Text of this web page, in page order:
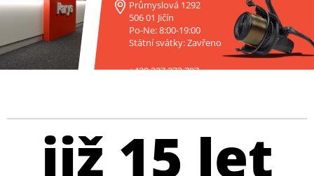
Průmyslová 1292
506 01 Jičín
Po-Ne: 8:00-19:00
Státní svátky: Zavřeno
+420 227 272 797
již 15 let